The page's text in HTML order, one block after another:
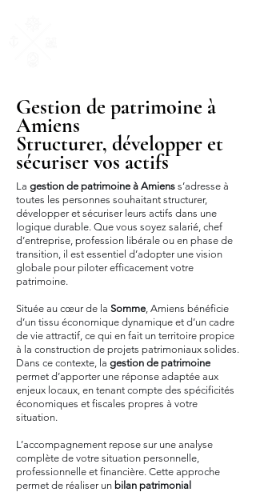
Gestion de patrimoine à
Amiens
Structurer, développer et
sécuriser vos actifs
La gestion de patrimoine à Amiens s’adresse à
toutes les personnes souhaitant structurer,
développer et sécuriser leurs actifs dans une
logique durable. Que vous soyez salarié, chef
d’entreprise, profession libérale ou en phase de
transition, il est essentiel d’adopter une vision
globale pour piloter efficacement votre
patrimoine.
Située au cœur de la Somme, Amiens bénéficie
d’un tissu économique dynamique et d’un cadre
de vie attractif, ce qui en fait un territoire propice
à la construction de projets patrimoniaux solides.
Dans ce contexte, la gestion de patrimoine
permet d’apporter une réponse adaptée aux
enjeux locaux, en tenant compte des spécificités
économiques et fiscales propres à votre
situation.
L’accompagnement repose sur une analyse
complète de votre situation personnelle,
professionnelle et financière. Cette approche
permet de réaliser un bilan patrimonial